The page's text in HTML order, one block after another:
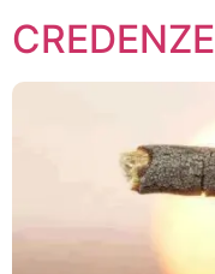
CREDENZE